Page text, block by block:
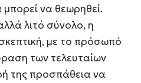
να θεωρηθεί.
λιτό σύνολο, η
με το πρόσωπό
των τελευταίων
της προσπάθεια να